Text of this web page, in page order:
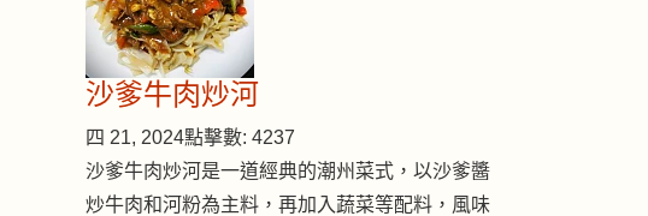
沙爹牛肉炒河
四 21, 2024點擊數: 4237
沙爹牛肉炒河是一道經典的潮州菜式，以沙爹醬
炒牛肉和河粉為主料，再加入蔬菜等配料，風味